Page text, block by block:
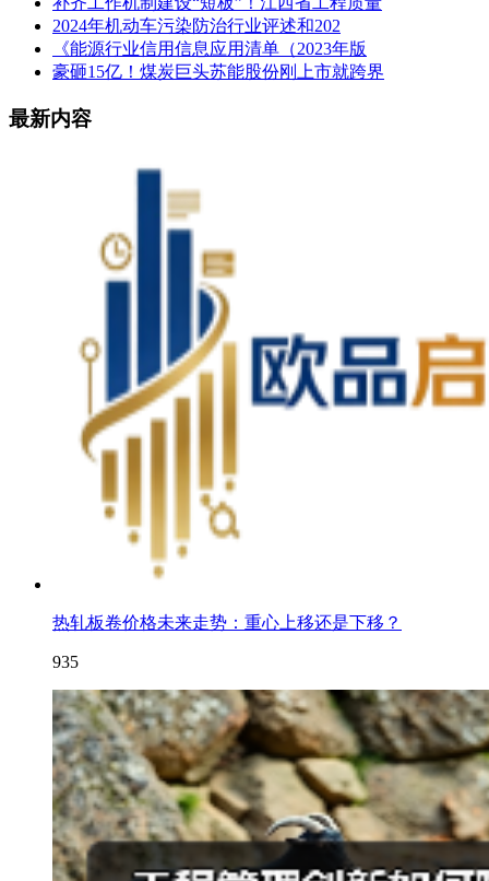
2024年机动车污染防治行业评述和202
《能源行业信用信息应用清单（2023年版
豪砸15亿！煤炭巨头苏能股份刚上市就跨界
最新内容
热轧板卷价格未来走势：重心上移还是下移？
935